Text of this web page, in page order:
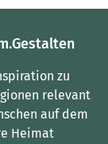
zu
relevant
auf dem
Heimat